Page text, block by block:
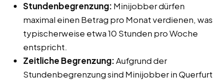
Stundenbegrenzung: Minijobber dürfen
maximal einen Betrag pro Monat verdienen, was
typischerweise etwa 10 Stunden pro Woche
entspricht.
Zeitliche Begrenzung:Aufgrund der
Stundenbegrenzung sind Minijobber in Querfurt